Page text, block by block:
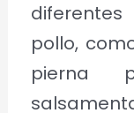
diferentes
pollo,
pierna